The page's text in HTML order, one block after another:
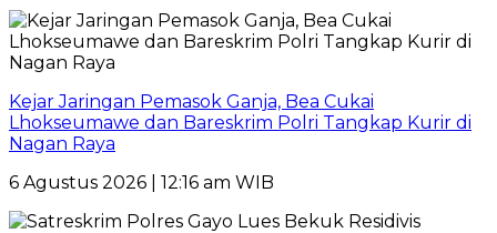
Kejar Jaringan Pemasok Ganja, Bea Cukai
Lhokseumawe dan Bareskrim Polri Tangkap Kurir di
Nagan Raya
6 Agustus 2026 | 12:16 am WIB